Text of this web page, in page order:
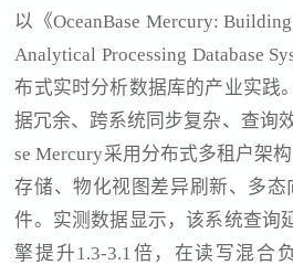
以《OceanBase Mercury:
Analytical Processing Database
布式实时分析数据库的产业实践
据冗余、跨系统同步复杂、查询
se Mercury采用分布式多租户架
存储、物化视图差异刷新、多态
件。实测数据显示，该系统查询
擎提升1.3-3.1倍，在读写混合